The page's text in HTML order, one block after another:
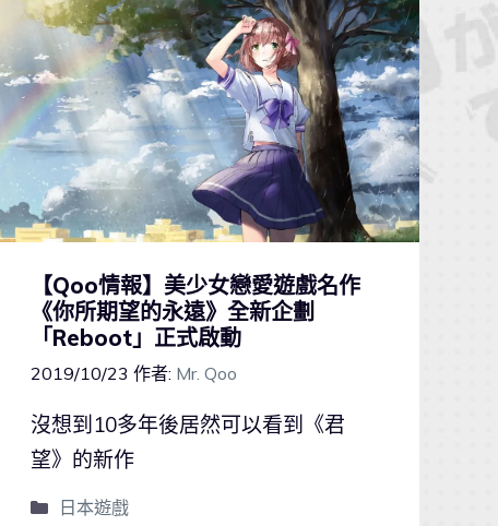
【Qoo情報】美少女戀愛遊戲名作
《你所期望的永遠》全新企劃
「Reboot」正式啟動
2019/10/23 作者: Mr. Qoo
沒想到10多年後居然可以看到《君
望》的新作
日本遊戲